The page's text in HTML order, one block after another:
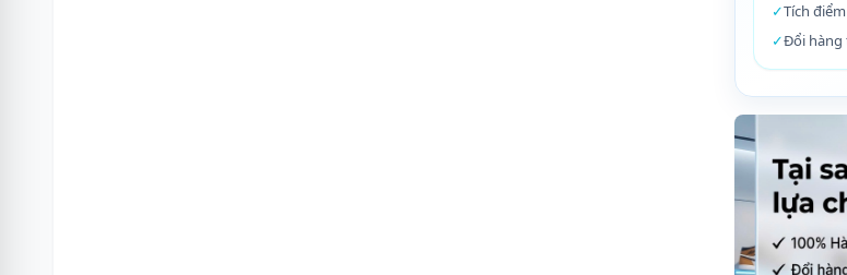
✓Tích điểm
✓Đổi hàng